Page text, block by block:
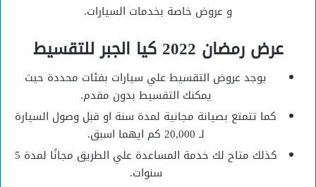
و عروض خاصة بخدمات السيارات.
عرض رمضان 2022 كيا الجبر للتقسيط
يوجد عروض التقسيط علي سيارات بفئات محددة حيث
يمكنك التقسيط بدون مقدم.
كما تتمتع بصيانة مجانية لمدة سنة او قبل وصول السيارة
لـ 20,000 كم ايهما اسبق.
كذلك متاح لك خدمة المساعدة علي الطريق مجانًا لمدة 5
سنوات.